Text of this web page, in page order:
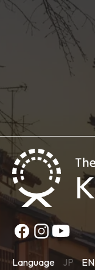
Language JP EN